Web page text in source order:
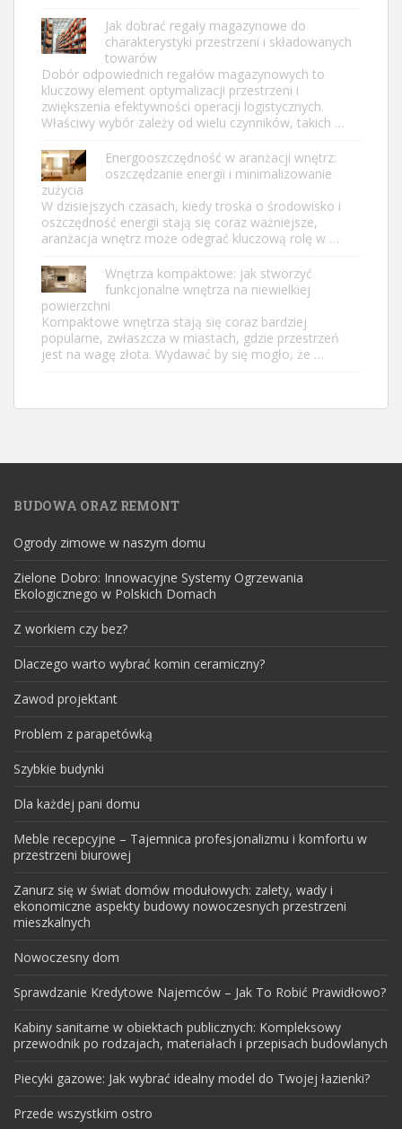
Jak dobrać regały magazynowe do
charakterystyki przestrzeni i składowanych
towarów
Dobór odpowiednich regałów magazynowych to
kluczowy element optymalizacji przestrzeni i
zwiększenia efektywności operacji logistycznych.
Właściwy wybór zależy od wielu czynników, takich …
Energooszczędność w aranżacji wnętrz:
oszczędzanie energii i minimalizowanie
zużycia
W dzisiejszych czasach, kiedy troska o środowisko i
oszczędność energii stają się coraz ważniejsze,
aranżacja wnętrz może odegrać kluczową rolę w …
Wnętrza kompaktowe: jak stworzyć
funkcjonalne wnętrza na niewielkiej
powierzchni
Kompaktowe wnętrza stają się coraz bardziej
popularne, zwłaszcza w miastach, gdzie przestrzeń
jest na wagę złota. Wydawać by się mogło, że …
BUDOWA ORAZ REMONT
Ogrody zimowe w naszym domu
Zielone Dobro: Innowacyjne Systemy Ogrzewania
Ekologicznego w Polskich Domach
Z workiem czy bez?
Dlaczego warto wybrać komin ceramiczny?
Zawod projektant
Problem z parapetówką
Szybkie budynki
Dla każdej pani domu
Meble recepcyjne – Tajemnica profesjonalizmu i komfortu w
przestrzeni biurowej
Zanurz się w świat domów modułowych: zalety, wady i
ekonomiczne aspekty budowy nowoczesnych przestrzeni
mieszkalnych
Nowoczesny dom
Sprawdzanie Kredytowe Najemców – Jak To Robić Prawidłowo?
Kabiny sanitarne w obiektach publicznych: Kompleksowy
przewodnik po rodzajach, materiałach i przepisach budowlanych
Piecyki gazowe: Jak wybrać idealny model do Twojej łazienki?
Przede wszystkim ostro